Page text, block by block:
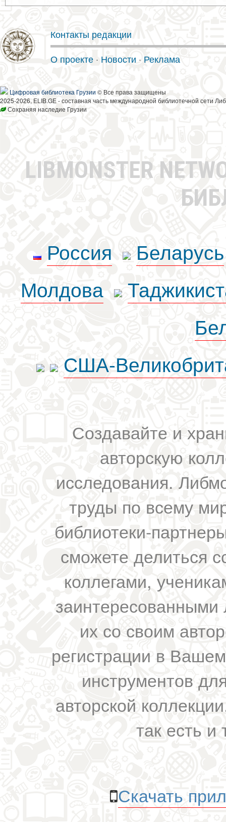
Контакты редакции
О проекте · Новости · Реклама
Цифровая библиотека Грузии © Все права защищены
2025-2026, ELIB.GE - составная часть международной библиотечной сети
Сохраняя наследие Грузии
LIBMONSTER
Россия
Беларусь
Молдова
США-
Создавайте и
авторскую
исследования.
труды по всему
библиотеки-
сможете делиться
коллегами,
их со своим
регистрации в
инструментов
авторской
так есть и
Скачать